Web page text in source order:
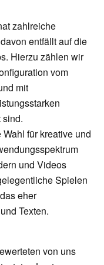
zahlreiche
entfällt auf die
Hierzu zählen wir
vom
mit
sind.
für kreative und
und Videos
Spielen
eher
Texten.
von uns